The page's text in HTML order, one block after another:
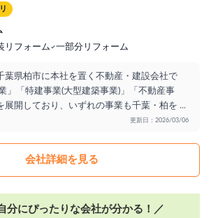
リフォーム 一部分リフォーム
葉県柏市に本社を置く不動産・建設会社で
」「特建事業(大型建築事業)」「不動産事
展開しており、いずれの事業も千葉・柏を ...
更新日：2026/03/06
会社詳細を見る
分にぴったりな会社が分かる！／